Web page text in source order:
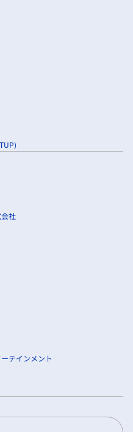
社
テインメント